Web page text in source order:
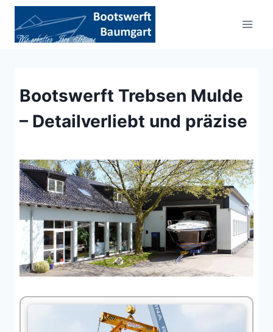
Zum
Inhalt
springen
Bootswerft Trebsen Mulde
– Detailverliebt und präzise